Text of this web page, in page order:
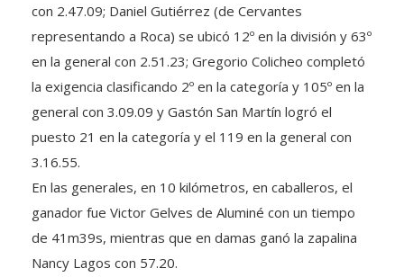
con 2.47.09; Daniel Gutiérrez (de Cervantes
representando a Roca) se ubicó 12º en la división y 63º
en la general con 2.51.23; Gregorio Colicheo completó
la exigencia clasificando 2º en la categoría y 105º en la
general con 3.09.09 y Gastón San Martín logró el
puesto 21 en la categoría y el 119 en la general con
3.16.55.
En las generales, en 10 kilómetros, en caballeros, el
ganador fue Victor Gelves de Aluminé con un tiempo
de 41m39s, mientras que en damas ganó la zapalina
Nancy Lagos con 57.20.